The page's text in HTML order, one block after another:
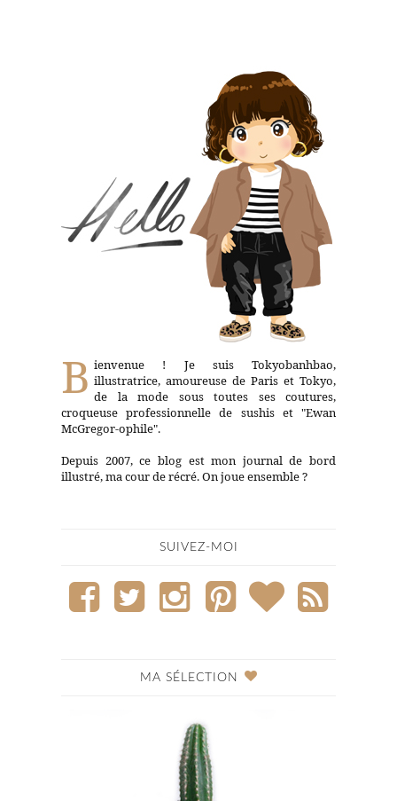
B ienvenue ! Je suis Tokyobanhbao,
illustratrice, amoureuse de Paris et Tokyo,
de la mode sous toutes ses coutures,
croqueuse professionnelle de sushis et "Ewan
McGregor-ophile".
Depuis 2007, ce blog est mon journal de bord
illustré, ma cour de récré. On joue ensemble ?
SUIVEZ-MOI
MA SÉLECTION